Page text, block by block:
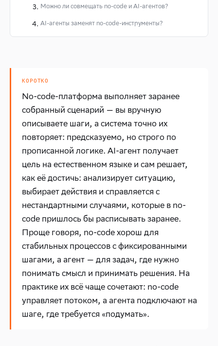
КОРОТКО
No-code-платформа выполняет заранее
собранный сценарий — вы вручную
описываете шаги, а система точно их
повторяет: предсказуемо, но строго по
прописанной логике. AI-агент получает
цель на естественном языке и сам решает,
как её достичь: анализирует ситуацию,
выбирает действия и справляется с
нестандартными случаями, которые в no-
code пришлось бы расписывать заранее.
Проще говоря, no-code хорош для
стабильных процессов с фиксированными
шагами, а агент — для задач, где нужно
понимать смысл и принимать решения. На
практике их всё чаще сочетают: no-code
управляет потоком, а агента подключают на
шаге, где требуется «подумать».
Можно ли совмещать no-code и AI-агентов?
AI-агенты заменят no-code-инструменты?